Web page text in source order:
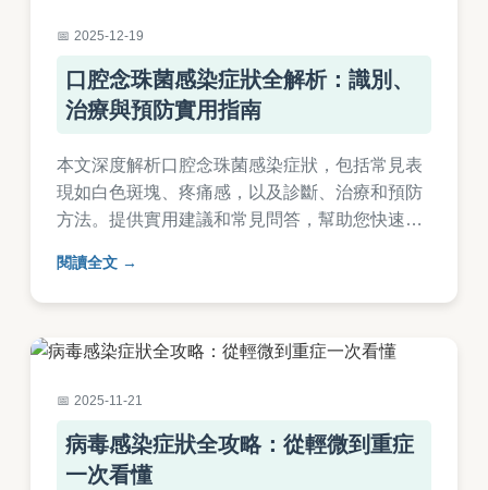
2025-12-19
口腔念珠菌感染症狀全解析：識別、
治療與預防實用指南
本文深度解析口腔念珠菌感染症狀，包括常見表
現如白色斑塊、疼痛感，以及診斷、治療和預防
方法。提供實用建議和常見問答，幫助您快速應
灣讀者參考。
閱讀全文
2025-11-21
病毒感染症狀全攻略：從輕微到重症
一次看懂